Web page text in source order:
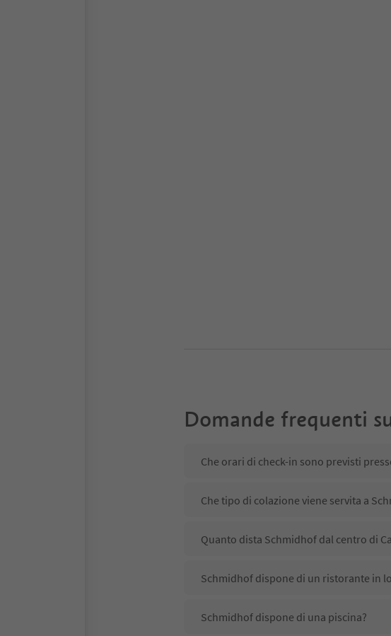
Domande frequenti
Che orari di check-in sono previsti
Che tipo di colazione viene servita a
Quanto dista Schmidhof dal centro di
Schmidhof dispone di un ristorante in
Schmidhof dispone di una piscina?